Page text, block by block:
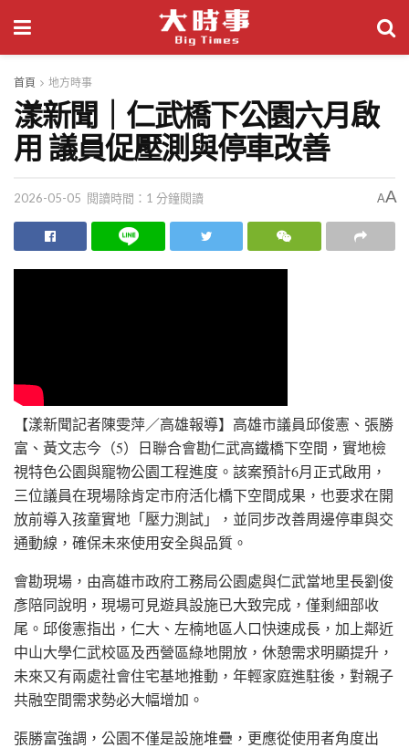
首頁 地方時事
漾新聞｜仁武橋下公園六月啟
用 議員促壓測與停車改善
2026-05-05 閱讀時間：1 分鐘閱讀 AA
【漾新聞記者陳雯萍／高雄報導】高雄市議員邱俊憲、張勝
富、黃文志今（5）日聯合會勘仁武高鐵橋下空間，實地檢
視特色公園與寵物公園工程進度。該案預計6月正式啟用，
三位議員在現場除肯定市府活化橋下空間成果，也要求在開
放前導入孩童實地「壓力測試」，並同步改善周邊停車與交
通動線，確保未來使用安全與品質。
會勘現場，由高雄市政府工務局公園處與仁武當地里長劉俊
彥陪同說明，現場可見遊具設施已大致完成，僅剩細部收
尾。邱俊憲指出，仁大、左楠地區人口快速成長，加上鄰近
中山大學仁武校區及西營區綠地開放，休憩需求明顯提升，
未來又有兩處社會住宅基地推動，年輕家庭進駐後，對親子
共融空間需求勢必大幅增加。
張勝富強調，公園不僅是設施堆疊，更應從使用者角度出